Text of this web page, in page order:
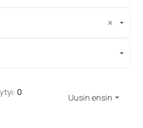
0
Uusin ensin